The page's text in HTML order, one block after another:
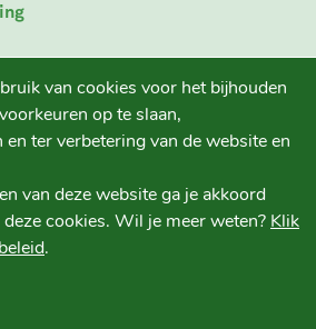
is een initiatief van
van cookies voor het bijhouden
op te slaan,
ter verbetering van de website en
van deze website ga je akkoord
cookies. Wil je meer weten? Klik
.
banner